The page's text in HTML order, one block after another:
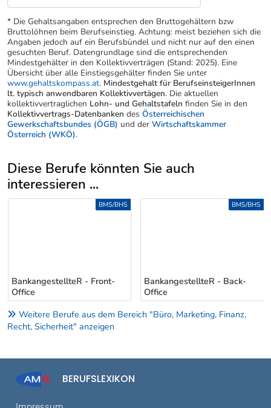
* Die Gehaltsangaben entsprechen den Bruttogehältern bzw
Bruttolöhnen beim Berufseinstieg. Achtung: meist beziehen sich die
Angaben jedoch auf ein Berufsbündel und nicht nur auf den einen
gesuchten Beruf. Datengrundlage sind die entsprechenden
Mindestgehälter in den Kollektivverträgen (Stand: 2025). Eine
Übersicht über alle Einstiegsgehälter finden Sie unter
www.gehaltskompass.at. Mindestgehalt für BerufseinsteigerInnen
lt. typisch anwendbaren Kollektivvertägen. Die aktuellen
kollektivvertraglichen Lohn- und Gehaltstafeln finden Sie in den
Kollektivvertrags-Datenbanken des Österreichischen
Gewerkschaftsbundes (ÖGB) und der Wirtschaftskammer
Österreich (WKÖ).
Diese Berufe könnten Sie auch
interessieren ...
Uber weitere Berufsvorschläge
BankangestellteR - Front-
Office
BMS/BHS
BankangestellteR - Back-
Office
BMS/BHS
Weitere Berufe aus dem Bereich "Büro, Marketing, Finanz,
Recht, Sicherheit" anzeigen
BERUFSLEXIKON